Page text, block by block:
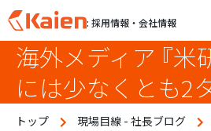
p
: 採用情報・会社情報
海外メディア 『米
には少なくとも2
トップ 現場目線 - 社長ブログ